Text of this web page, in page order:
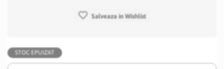
STOC EPUIZAT
Salveaza in Wishlist